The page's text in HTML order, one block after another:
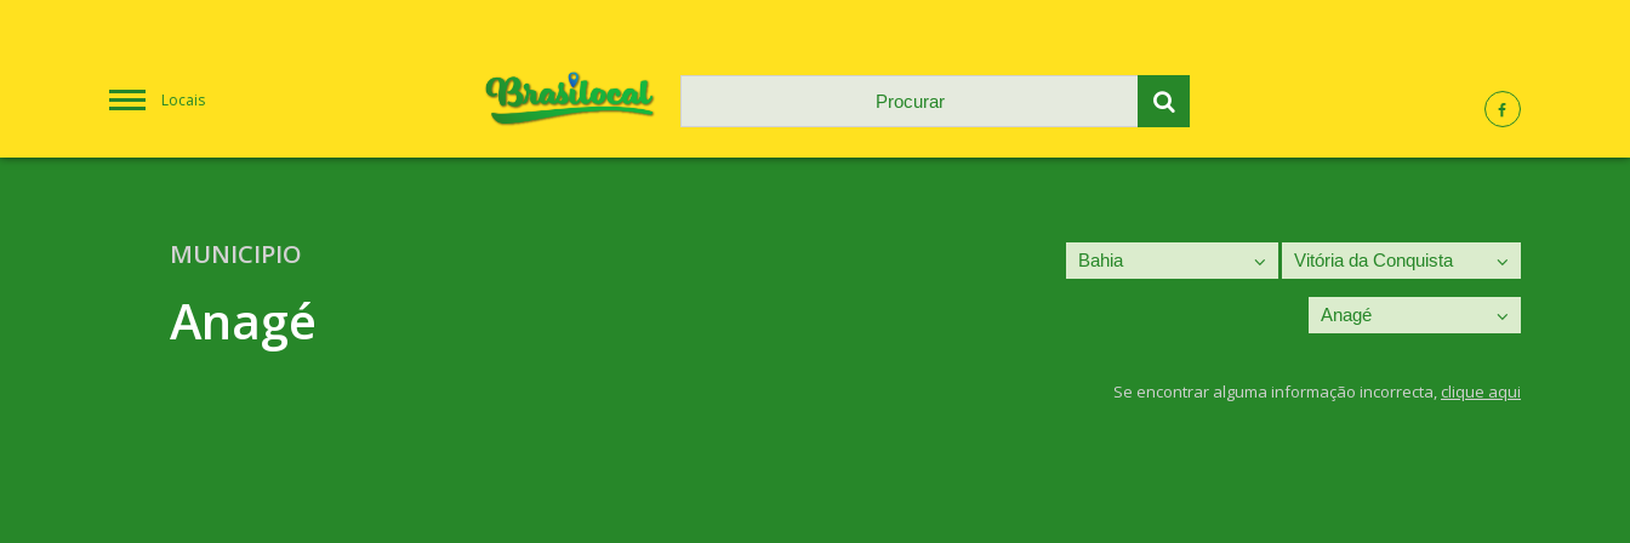
Locais
MUNICIPIO
Anagé
Se encontrar alguma informação incorrecta, clique aqui